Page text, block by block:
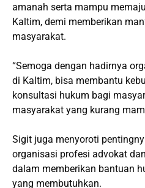
amanah serta mampu
Kaltim, demi memberikan
masyarakat.
“Semoga dengan hadirnya
di Kaltim, bisa membantu
konsultasi hukum bagi
masyarakat yang kurang
Sigit juga menyoroti
organisasi profesi advokat
dalam memberikan bantuan
yang membutuhkan.